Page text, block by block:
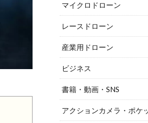
マイクロドローン
レースドローン
産業用ドローン
ビジネス
書籍・動画・SNS
アクションカメラ・ポケ